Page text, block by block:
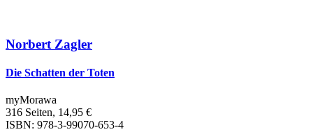
Norbert Zagler
Die Schatten der Toten
myMorawa
316 Seiten, 14,95 €
ISBN: 978-3-99070-653-4